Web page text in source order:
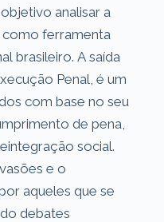
analisar a
ferramenta
brasileiro. A saída
Penal, é um
com base no seu
de pena,
social.
e o
aqueles que se
debates